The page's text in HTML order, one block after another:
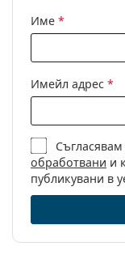
Име *
Имейл адрес *
обработвани и
публикувани в